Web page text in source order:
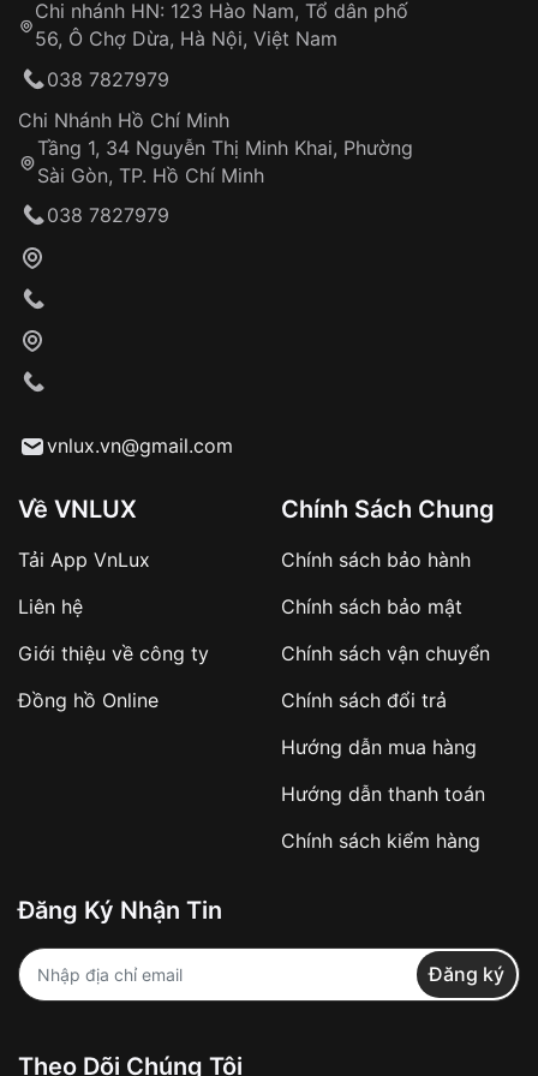
Từ khóa SEO:
Khách hàng kiểm tra và thanh toán trực tiếp
Từ khóa SEO:
sản phẩm đặc biệt
hàng
Số tiền còn lại thanh toán khi nhận hàng hoặc
✔️ Đảm bảo xử lý đơn hàng nhanh chóng
✔️ Hạn chế tình trạng hủy đơn không mong
Từ khóa SEO:
Khách hàng được
Đảm bảo quyền lợi khách hàng
Đồng hành cùng khách hàng trong suốt quá
trình sử dụng
Chi nhánh HN: 123 Hào Nam, Tổ dân phố
56, Ô Chợ Dừa, Hà Nội, Việt Nam
038 7827979
Chi Nhánh Hồ Chí Minh
Tầng 1, 34 Nguyễn Thị Minh Khai, Phường
Sài Gòn, TP. Hồ Chí Minh
038 7827979
vnlux.vn@gmail.com
Về VNLUX
Tải App VnLux
Liên hệ
Giới thiệu về công ty
Đồng hồ Online
Chính Sách Chung
Chính sách bảo hành
Chính sách bảo mật
Chính sách vận chuyển
Chính sách đổi trả
Hướng dẫn mua hàng
Hướng dẫn thanh toán
Chính sách kiểm hàng
Đăng Ký Nhận Tin
Đăng ký
Theo Dõi Chúng Tôi